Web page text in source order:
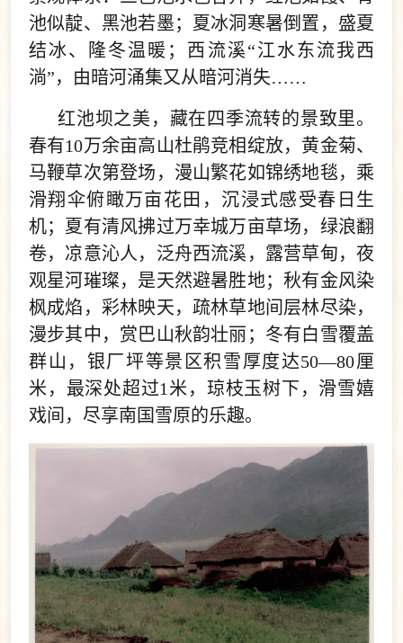
池似靛、黑池若墨；夏冰洞寒暑倒置，盛夏
结冰、隆冬温暖；西流溪“江水东流我西
淌”，由暗河涌集又从暗河消失……
红池坝之美，藏在四季流转的景致里。
春有10万余亩高山杜鹃竞相绽放，黄金菊、
马鞭草次第登场，漫山繁花如锦绣地毯，乘
滑翔伞俯瞰万亩花田，沉浸式感受春日生
机；夏有清风拂过万幸城万亩草场，绿浪翻
卷，凉意沁人，泛舟西流溪，露营草甸，夜
观星河璀璨，是天然避暑胜地；秋有金风染
枫成焰，彩林映天，疏林草地间层林尽染，
漫步其中，赏巴山秋韵壮丽；冬有白雪覆盖
群山，银厂坪等景区积雪厚度达50—80厘
米，最深处超过1米，琼枝玉树下，滑雪嬉
戏间，尽享南国雪原的乐趣。